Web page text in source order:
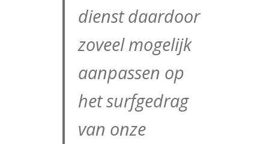
dienst daardoor
zoveel mogelijk
aanpassen op
het surfgedrag
van onze